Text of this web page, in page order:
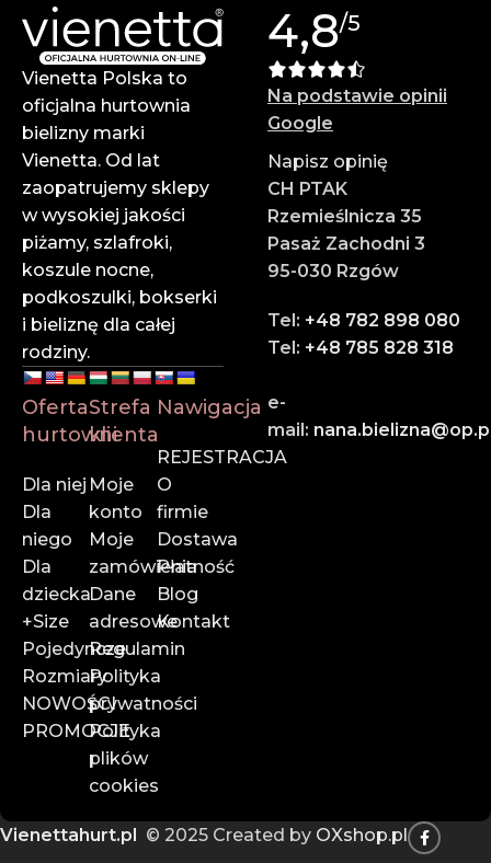
Produkty Vienetta powstają w Turcji z wysokiej jakości
materiałów – są trwałe i komfortowe w noszeniu.
✔ Atrakcyjne ceny hurtowe
Zarabiaj więcej dzięki konkurencyjnym cenom i
wysokim marżom.
✔ Profesjonalna obsługa
Zespół doświadczonych doradców służy pomocą na
każdym etapie zamówienia.
✔ Szybka wysyłka
Dzięki sprawnej logistyce i współpracy z
renomowanymi firmami kurierskimi – Twoje
zamówienie dotrze na czas.
Zaufaj liderowi w branży hurtowej bielizny online.
Rzemieślnicza 35, Pasaż Zachodni 3, 95-030 Rzgów
785 828 318
vienettapolska@onet.pl
Vienetta Polska to
oficjalna hurtownia
bielizny marki
Vienetta. Od lat
zaopatrujemy sklepy
w wysokiej jakości
piżamy, szlafroki,
koszule nocne,
podkoszulki, bokserki
i bieliznę dla całej
rodziny.
Oferta
hurtowni
Dla niej
Dla
niego
Dla
dziecka
+Size
Pojedyncze
Rozmiary
NOWOŚCI
PROMOCJE
Strefa
klienta
Moje
konto
Moje
zamówienia
Dane
adresowe
Regulamin
Polityka
prywatności
Polityka
plików
cookies
Nawigacja
REJESTRACJA
O
firmie
Dostawa
Płatność
Blog
Kontakt
4,8/5
Na podstawie opinii
Google
Napisz opinię
CH PTAK
Rzemieślnicza 35
Pasaż Zachodni 3
95-030 Rzgów
Tel: +48 782 898 080
Tel: +48 785 828 318
e-
mail:
Vienettahurt.pl © 2025 Created by OXshop.pl